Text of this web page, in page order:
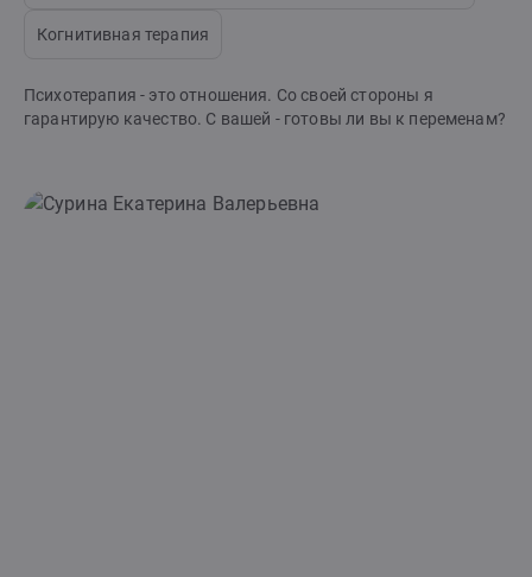
Когнитивная терапия
Психотерапия - это отношения. Со своей стороны я
гарантирую качество. С вашей - готовы ли вы к переменам?